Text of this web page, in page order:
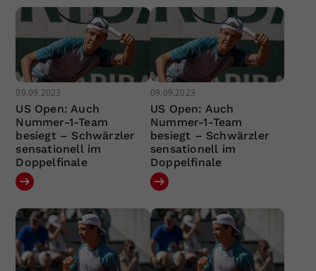
09.09.2023
US Open: Auch
Nummer-1-Team
besiegt – Schwärzler
sensationell im
Doppelfinale
09.09.2023
US Open: Auch
Nummer-1-Team
besiegt – Schwärzler
sensationell im
Doppelfinale